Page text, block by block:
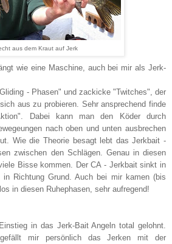
aus dem Kraut auf Jerk
wie eine Maschine, auch bei mir als Jerk-
- Phasen" und zackicke "Twitches", der
aus zu probieren. Sehr ansprechend finde
Dabei kann man den Köder durch
nach oben und unten ausbrechen
Wie die Theorie besagt lebt das Jerkbait -
zwischen den Schlägen. Genau in diesen
Bisse kommen. Der CA - Jerkbait sinkt in
in Richtung Grund. Auch bei mir kamen (bis
in diesen Ruhephasen, sehr aufregend!
in das Jerk-Bait Angeln total gelohnt.
mir persönlich das Jerken mit der